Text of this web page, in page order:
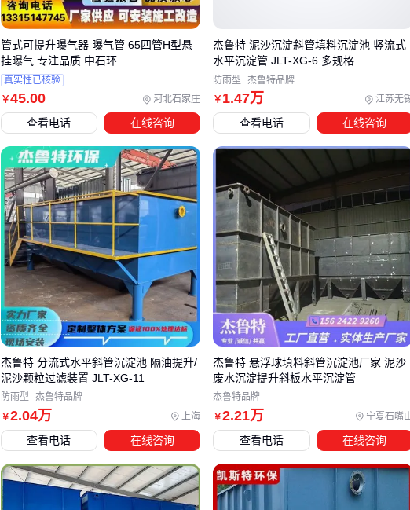
管径与倾角：45-60度倾斜角配合25-50mm管径，既保证沉
降速度又避免堵塞
材质选择 ：碳钢防腐或不锈钢材质的管束，应对不同酸碱度
：进口配水堰的构造直接影响管束间流量分配，
差的设计会导致短流
某化纤厂将原有高效沉淀池
改造为分流式水平管结构后，不
仅沉降时间从90分钟缩短至40分钟，每年污泥处置费用还节省
了12万元。这种效益在处理量超过50m³/h时尤为明显。
三、根据处理需求，哪种沉淀池方案更适合你的场景？
选型时需要重点对比三类方案：
高浓度废水 ：选择带预混凝区的絮凝沉淀池
，配合可拆卸
管束便于清理
间歇性运行：考虑配备 气浮机
的前处理单元，避免停机时
污泥板结
老旧改造项目
澄清池
组件可直接加装在原有池体
特别注意处理量20m³/h是个分界点：小于该数值时一体化设备
更经济，大于则需定制钢结构池体。某造纸企业曾因低估峰值
水量，导致沉淀池出水堰 长期溢流。
￥45.00 河北石家庄
管式可提升曝气器 曝气管 65四管H型悬
挂曝气 专注品质 中石环
真实性已核验
查看电话 在线咨询
￥ 1.47万 江苏无
杰鲁特 泥沙沉淀斜管填料沉淀池 竖流式
水平沉淀管 JLT-XG-6 多规格
防雨型 杰鲁特品牌
查看电话 在线咨询
￥2.04万 上海
杰鲁特 分流式水平斜管沉淀池 隔油提升/
泥沙颗粒过滤装置 JLT-XG-11
防雨型 杰鲁特品牌
查看电话 在线咨询
￥2.21万 宁夏石嘴
杰鲁特 悬浮球填料斜管沉淀池厂家 泥沙
废水沉淀提升斜板水平沉淀管
杰鲁特品牌
查看电话 在线咨询